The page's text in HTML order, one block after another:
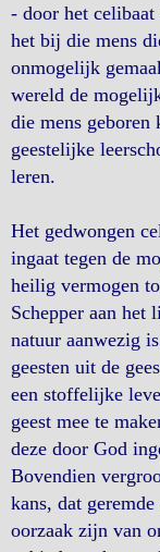
- door het
het bij die mens
onmogelijk
wereld de
die mens
geestelijke
leren.
Het gedwongen
ingaat tegen de
heilig vermogen
Schepper aan het
natuur aanwezig
geesten uit de
een stoffelijke
geest mee te
deze door God
Bovendien
kans, dat
oorzaak zijn van